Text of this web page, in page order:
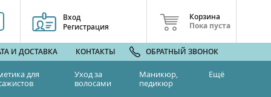
Вход
Регистрация
Корзина
Пока пуста
И ДОСТАВКА КОНТАКТЫ ОБРАТНЫЙ ЗВОНОК
для
Уход за
волосами
Маникюр,
педикюр
Ещё